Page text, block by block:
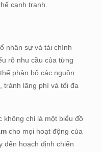
cạnh tranh.
nhân sự và tài chính
rõ nhu cầu của từng
phân bổ các nguồn
tránh lãng phí và tối đa
không chỉ là một biểu đồ
cho mọi hoạt động của
đến hoạch định chiến